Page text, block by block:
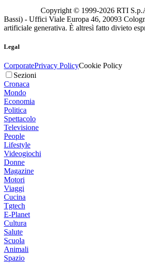
Copyright © 1999-2026 RTI
Bassi) - Uffici Viale Europa 46, 20093
artificiale generativa. È altresì fatto divieto
Legal
CorporatePrivacy PolicyCookie Policy
Sezioni
Cronaca
Mondo
Economia
Politica
Spettacolo
Televisione
People
Lifestyle
Videogiochi
Donne
Magazine
Motori
Viaggi
Cucina
Tgtech
E-Planet
Cultura
Salute
Scuola
Animali
Spazio